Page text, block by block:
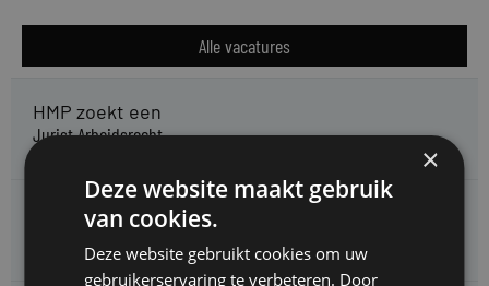
Alle vacatures
HMP zoekt een
Jurist Arbeidsrecht
Gemeente Meppel zoekt een
×
Deze website maakt gebruik
van cookies.
Deze website gebruikt cookies om uw
gebruikerservaring te verbeteren. Door